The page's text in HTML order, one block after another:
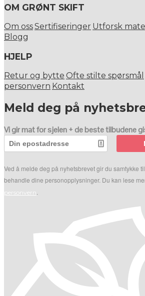
OM GRØNT SKIFT
Om ossSertifiseringer Utforsk
Blogg
HJELP
Retur og bytte Ofte stilte spørsmål
personvern Kontakt
Meld deg på
Vi gir mat for sjelen + de beste tilbudene
Ved å melde deg på nyhetsbrevet gir du samtykke
behandle dine personopplysninger. Du kan lese
personvern.